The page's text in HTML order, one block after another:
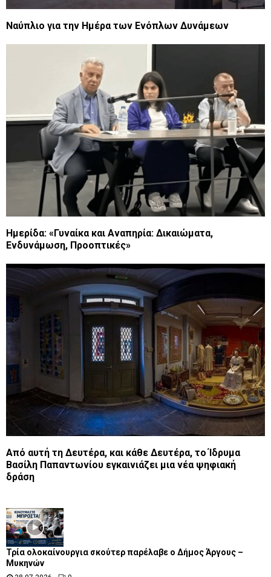
Ναύπλιο για την Ημέρα των Ενόπλων Δυνάμεων
Ημερίδα: «Γυναίκα και Αναπηρία: Δικαιώματα,
Ενδυνάμωση, Προοπτικές»
Από αυτή τη Δευτέρα, και κάθε Δευτέρα, το Ίδρυμα
Βασίλη Παπαντωνίου εγκαινιάζει μια νέα ψηφιακή
δράση
Τρία ολοκαίνουργια σκούτερ παρέλαβε o Δήμος Άργους –
Μυκηνών